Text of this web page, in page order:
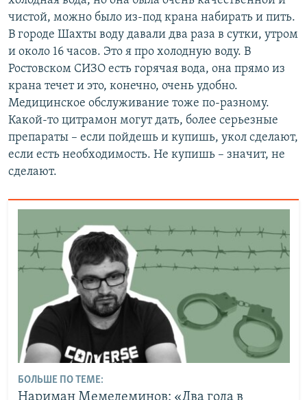
чистой, можно было из-под крана набирать и пить.
В городе Шахты воду давали два раза в сутки, утром
и около 16 часов. Это я про холодную воду. В
Ростовском СИЗО есть горячая вода, она прямо из
крана течет и это, конечно, очень удобно.
Медицинское обслуживание тоже по-разному.
Какой-то цитрамон могут дать, более серьезные
препараты – если пойдешь и купишь, укол сделают,
если есть необходимость. Не купишь – значит, не
сделают.
БОЛЬШЕ ПО ТЕМЕ:
Нариман Мемедеминов: «Два года в